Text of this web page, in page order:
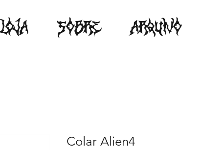
LOJA SOBRE ARQUIVO
Colar Alien4